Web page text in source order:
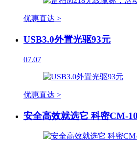
优惠直达 >
USB3.0外置光驱93元
07.07
优惠直达 >
安全高效就选它 科密CM-